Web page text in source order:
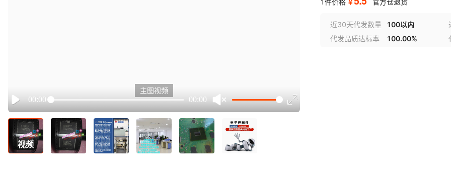
Play
00:00 00:00
主图视频
视频
1件价格 官方仓退货
近30天代发数量 100以内
代发品质达标率
100.00%